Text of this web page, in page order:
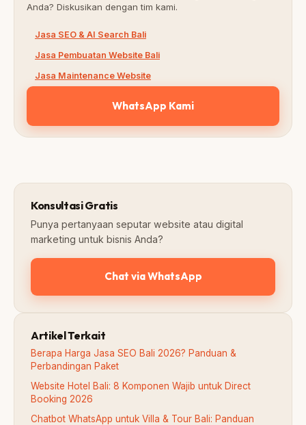
Anda? Diskusikan dengan tim kami.
Jasa SEO & AI Search Bali
Jasa Pembuatan Website Bali
Jasa Maintenance Website
WhatsApp Kami
Konsultasi Gratis
Punya pertanyaan seputar website atau digital
marketing untuk bisnis Anda?
Chat via WhatsApp
Artikel Terkait
Berapa Harga Jasa SEO Bali 2026? Panduan &
Perbandingan Paket
Website Hotel Bali: 8 Komponen Wajib untuk Direct
Booking 2026
Chatbot WhatsApp untuk Villa & Tour Bali: Panduan